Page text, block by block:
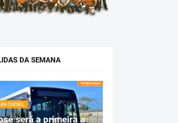
DA SEMANA
DIESEL
será a primeira a